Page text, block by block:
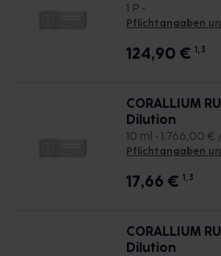
1 P •
Pflichtangaben
124,90 € 1, 3
CORALLIUM
Dilution
10 ml • 1.766,00 € /
Pflichtangaben
17,66 € 1, 3
CORALLIUM
Dilution